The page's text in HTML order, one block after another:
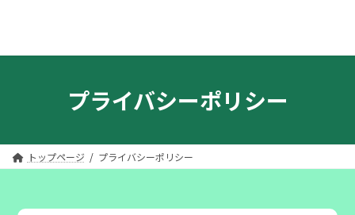
へ
キ
ョ
に
プライバシーポリシー
トップページ プライバシーポリシー